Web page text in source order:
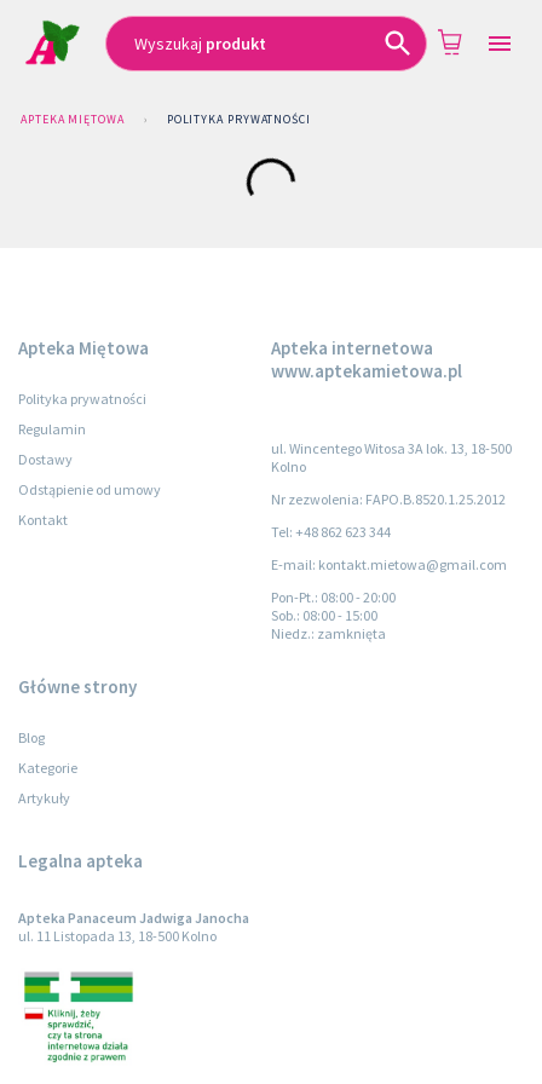
Wyszukaj produkt
APTEKA MIĘTOWA › POLITYKA PRYWATNOŚCI
Apteka Miętowa
Polityka prywatności
Regulamin
Dostawy
Odstąpienie od umowy
Kontakt
Apteka internetowa
www.aptekamietowa.pl
ul. Wincentego Witosa 3A lok. 13, 18-500
Kolno
Nr zezwolenia: FAPO.B.8520.1.25.2012
Tel: +48 862 623 344
E-mail: kontakt.mietowa@gmail.com
Pon-Pt.: 08:00 - 20:00
Sob.: 08:00 - 15:00
Niedz.: zamknięta
Główne strony
Blog
Kategorie
Artykuły
Legalna apteka
Apteka Panaceum Jadwiga Janocha
ul. 11 Listopada 13, 18-500 Kolno